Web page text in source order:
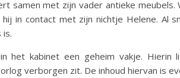
samen met zijn vader antieke meubels.
hij in contact met zijn nichtje Helene. Al
is.
het kabinet een geheim vakje. Hierin
verborgen zit. De inhoud hiervan is